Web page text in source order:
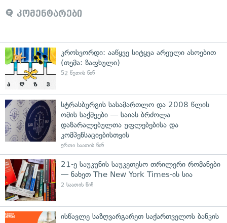
კომენტარები
კროსვორდი: ააწყვე სიტყვა არეული ასოებით
(თემა: ზაფხული)
52 წუთის წინ
სტრასბურგის სასამართლო და 2008 წლის
ომის საქმეები — საიას ბრძოლა
დაზარალებულთა უფლებებისა და
კომპენსაციებისთვის
ერთი საათის წინ
21-ე საუკუნის საუკეთესო თრილერი რომანები
— ნახეთ The New York Times-ის სია
2 საათის წინ
ისწავლე საზღვარგარეთ საქართველოს ბანკის